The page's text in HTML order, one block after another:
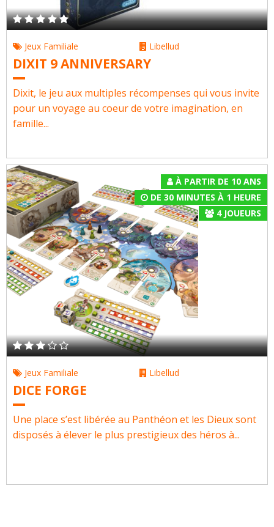
Jeux Familiale Libellud
DIXIT 9 ANNIVERSARY
Dixit, le jeu aux multiples récompenses qui vous invite
pour un voyage au coeur de votre imagination, en
famille...
À PARTIR DE 10 ANS
DE 30 MINUTES À 1 HEURE
4JOUEURS
Jeux Familiale Libellud
DICE FORGE
Une place s’est libérée au Panthéon et les Dieux sont
disposés à élever le plus prestigieux des héros à...